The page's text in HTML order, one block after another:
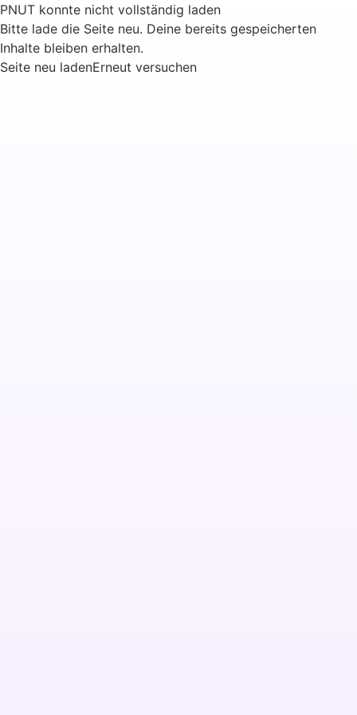
PNUT konnte nicht vollständig laden
Bitte lade die Seite neu. Deine bereits gespeicherten
Inhalte bleiben erhalten.
Seite neu ladenErneut versuchen